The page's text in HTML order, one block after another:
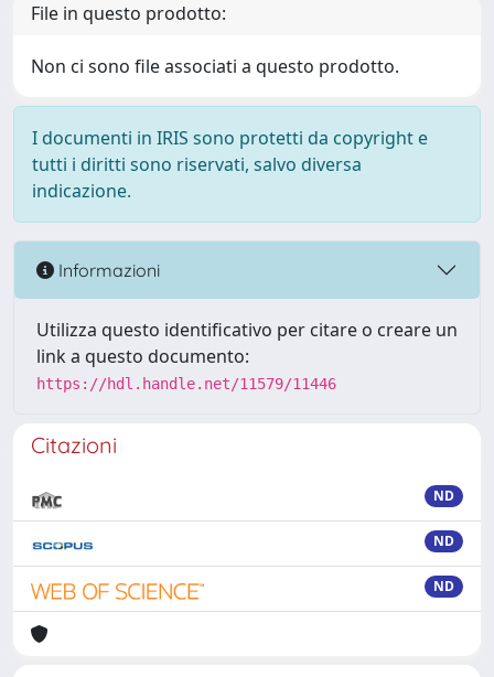
File in questo prodotto:
Non ci sono file associati a questo prodotto.
I documenti in IRIS sono protetti da copyright e
tutti i diritti sono riservati, salvo diversa
indicazione.
Informazioni
Utilizza questo identificativo per citare o creare un
link a questo documento:
https://hdl.handle.net/11579/11446
Citazioni
ND
ND
ND